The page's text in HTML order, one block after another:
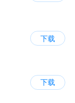
下载
下载